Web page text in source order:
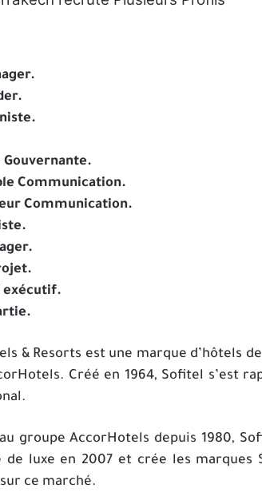
Gouvernante.
Communication.
Communication.
exécutif.
& Resorts est une marque d’hôtels
Créé en 1964, Sofitel s’est
groupe AccorHotels depuis 1980,
de luxe en 2007 et crée les
ce marché.